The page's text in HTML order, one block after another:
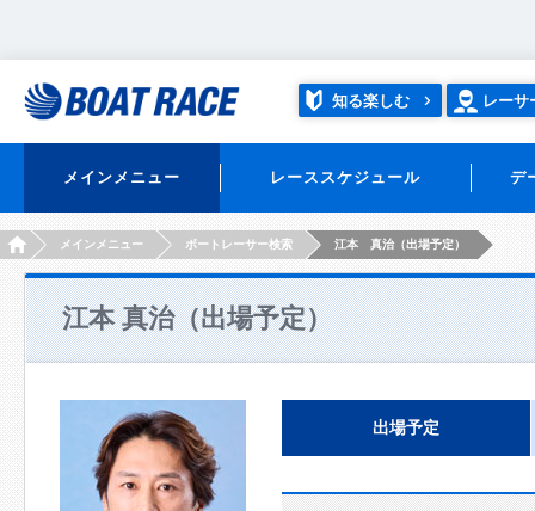
知る楽しむ レーサ
メインメニュー レーススケジュール デ
HOMEメインメニュー ボートレーサー検索 江本 真治（出場予定）
江本 真治（出場予定）
出場予定